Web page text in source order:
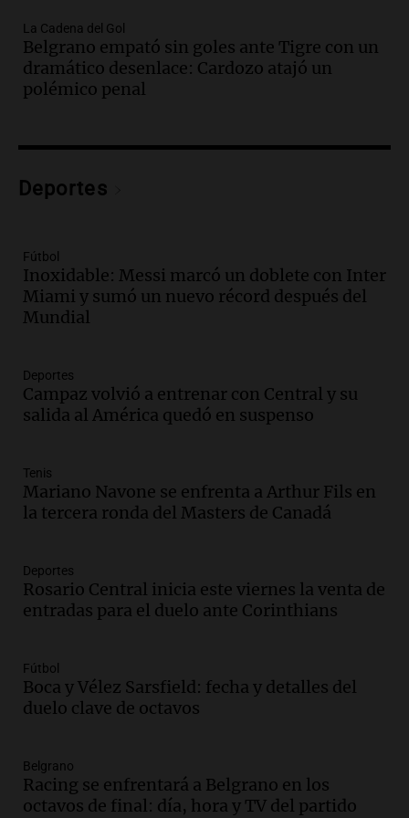
Audio. Ataque a balazos en Rafaela:
disparos contra una vivienda y vehículos
en los barrios Nogales
Panorama Federal
Episodios
descenso de temperatura en Rafaela
Panorama Federal
de fenómenos del superniño en el SEOM
el 7 de agosto
Panorama Federal
Episodios
conmovedora historia de "El Duende" y
su hija violinista
La Mesa de Café
empresario Roberto Zagra en Tucumán
Panorama Federal
Audio.
del centro rosarino: "La gastronomía es
fundamental"
Audio.
Juicio a Óscar González: testigos
clave declararán sobre velocidad en las
altas cumbres
Episodios
Audio.Embajada china en Argentina
critica a EE.UU. por amenazas a
La Cadena del Gol
Belgrano empató sin goles ante Tigre con un
dramático desenlace: Cardozo atajó un
polémico penal
Deportes
Fútbol
Inoxidable: Messi marcó un doblete con Inter
Miami y sumó un nuevo récord después del
Mundial
Deportes
Campaz volvió a entrenar con Central y su
salida al América quedó en suspenso
Tenis
Mariano Navone se enfrenta a Arthur Fils en
la tercera ronda del Masters de Canadá
Deportes
Rosario Central inicia este viernes la venta de
entradas para el duelo ante Corinthians
Fútbol
Boca y Vélez Sarsfield: fecha y detalles del
duelo clave de octavos
Belgrano
Racing se enfrentará a Belgrano en los
octavos de final: día, hora y TV del partido